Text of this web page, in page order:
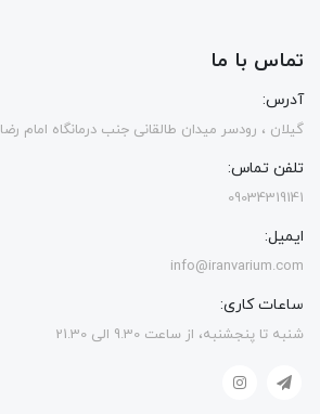
تماس با ما
آدرس:
گیلان ، رودسر میدان طالقانی جنب درمانگاه امام رضا
تلفن تماس:
09034319141
ایمیل:
info@iranvarium.com
ساعات کاری:
شنبه تا پنجشنبه، از ساعت 9.30 الی 21.30